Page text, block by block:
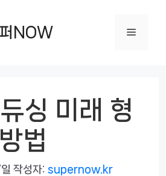
NOW 메
싱 미래 형
법
작성자: supernow.kr